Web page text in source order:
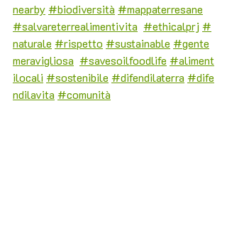
nearby#biodiversità #mappaterresane
#salvareterrealimentivita #ethicalprj #
naturale #rispetto #sustainable #gente
meravigliosa #savesoilfoodlife #aliment
ilocali #sostenibile #difendilaterra #dife
ndilavita #comunità